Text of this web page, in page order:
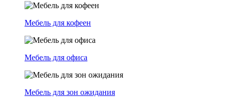
Мебель для кофеен
Мебель для офиса
Мебель для зон ожидания